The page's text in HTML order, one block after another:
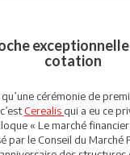
cotation
cérémonie de
Cerealis qui a eu ce
« Le marché
par le Conseil du Marché